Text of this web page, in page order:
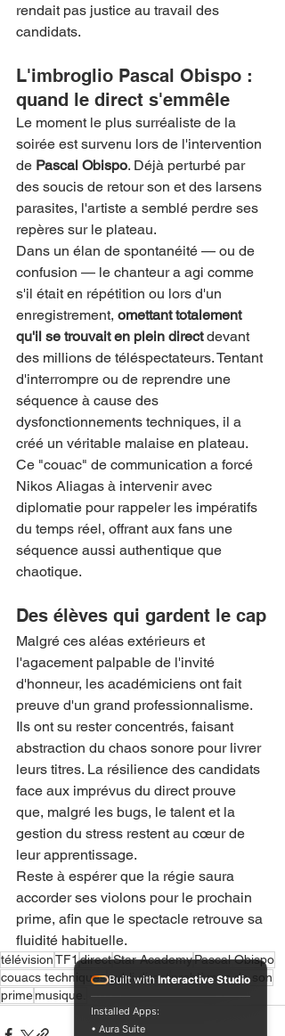
rendait pas justice au travail des
candidats.
L'imbroglio Pascal Obispo :
quand le direct s'emmêle
Le moment le plus surréaliste de la
soirée est survenu lors de l'intervention
de Pascal Obispo. Déjà perturbé par
des soucis de retour son et des larsens
parasites, l'artiste a semblé perdre ses
repères sur le plateau.
Dans un élan de spontanéité — ou de
confusion — le chanteur a agi comme
s'il était en répétition ou lors d'un
enregistrement, omettant totalement
qu'il se trouvait en plein direct devant
des millions de téléspectateurs. Tentant
d'interrompre ou de reprendre une
séquence à cause des
dysfonctionnements techniques, il a
créé un véritable malaise en plateau.
Ce "couac" de communication a forcé
Nikos Aliagas à intervenir avec
diplomatie pour rappeler les impératifs
du temps réel, offrant aux fans une
séquence aussi authentique que
chaotique.
Des élèves qui gardent le cap
Malgré ces aléas extérieurs et
l'agacement palpable de l'invité
d'honneur, les académiciens ont fait
preuve d'un grand professionnalisme.
Ils ont su rester concentrés, faisant
abstraction du chaos sonore pour livrer
leurs titres. La résilience des candidats
face aux imprévus du direct prouve
que, malgré les bugs, le talent et la
gestion du stress restent au cœur de
leur apprentissage.
Reste à espérer que la régie saura
accorder ses violons pour le prochain
prime, afin que le spectacle retrouve sa
fluidité habituelle.
télévisionTF1directStar AcademyPascal Obispo
couacs techniquesoubli directproblèmes de son
primemusique.
Built with Interactive Studio
Installed Apps:
• Aura Suite